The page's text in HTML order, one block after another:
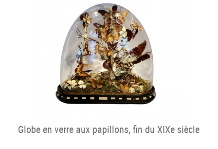
Globe en verre aux papillons, fin du XIXe siècle